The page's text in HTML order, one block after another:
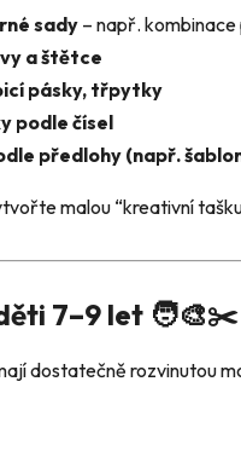
sady– např. kombinace
a štětce
pásky, třpytky
podle čísel
předlohy (např.
malou “kreativní
7–9 let 🧑‍🎨✂️
dostatečně rozvinutou